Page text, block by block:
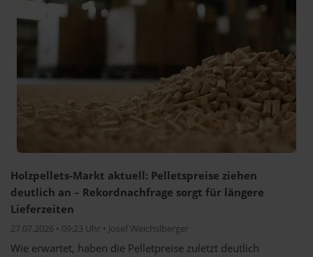
Holzpellets-Markt aktuell: Pelletspreise ziehen
deutlich an – Rekordnachfrage sorgt für längere
Lieferzeiten
27.07.2026 • 09:23 Uhr • Josef Weichslberger
Wie erwartet, haben die Pelletpreise zuletzt deutlich